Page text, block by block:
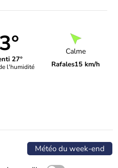
27°
l'humidité
Calme
Rafales15 km/h
Météo du week-end